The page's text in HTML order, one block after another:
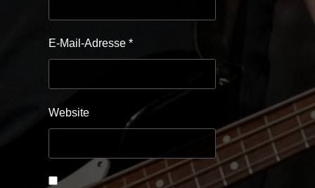
E-Mail-Adresse *
Website